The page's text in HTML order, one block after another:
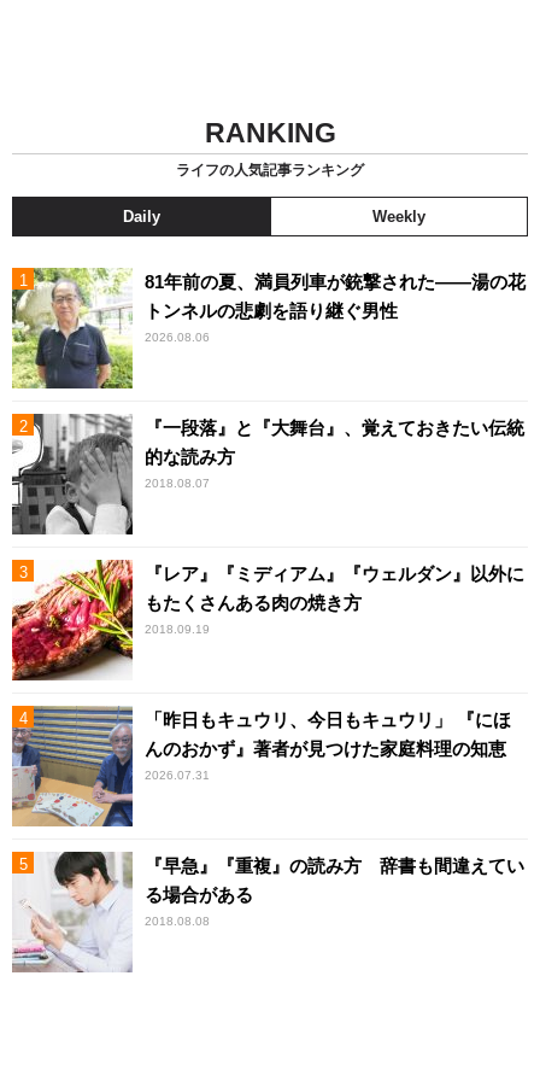
RANKING
ライフの人気記事ランキング
Daily Weekly
81年前の夏、満員列車が銃撃された――湯の花
トンネルの悲劇を語り継ぐ男性
2026.08.06
『一段落』と『大舞台』、覚えておきたい伝統
的な読み方
2018.08.07
『レア』『ミディアム』『ウェルダン』以外に
もたくさんある肉の焼き方
2018.09.19
「昨日もキュウリ、今日もキュウリ」 『にほ
んのおかず』著者が見つけた家庭料理の知恵
2026.07.31
『早急』『重複』の読み方 辞書も間違えてい
る場合がある
2018.08.08